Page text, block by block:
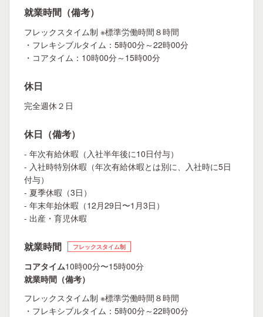
就業時間（備考）
フレックスタイム制 ※標準労働時間８時間
・フレキシブルタイム：5時00分～22時00分
・コアタイム：10時00分～15時00分
休日
完全週休２日
休日（備考）
- 年次有給休暇（入社半年後に10日付与）
- 入社時特別休暇（年次有給休暇とは別に、入社時に5日
付与）
- 夏季休暇（3日）
- 年末年始休暇（12月29日〜1月3日）
- 出産・育児休暇
就業時間 フレックスタイム制
コアタイム10時00分〜15時00分
就業時間（備考）
フレックスタイム制 ※標準労働時間８時間
・フレキシブルタイム：5時00分～22時00分